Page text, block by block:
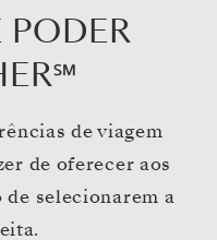
de viagem
de oferecer aos
de selecionarem a